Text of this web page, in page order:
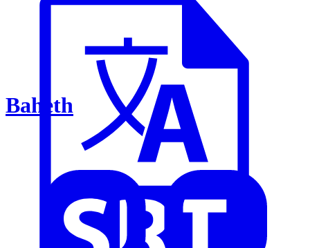
Baheth